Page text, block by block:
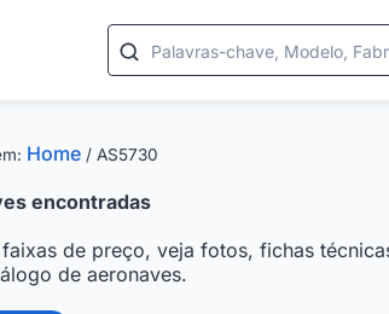
Palavras-chave, Modelo,
Home /AS5730
encontradas
de preço, veja fotos, fichas
de aeronaves.